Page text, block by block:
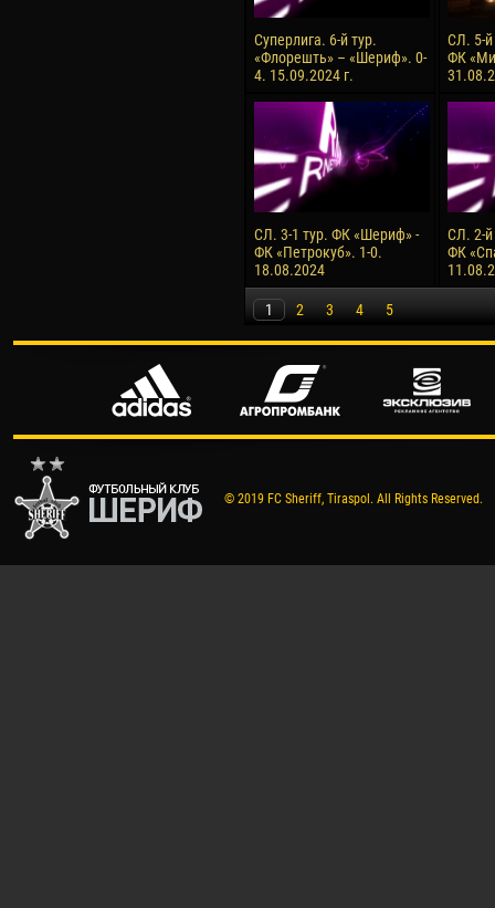
Суперлига. 6-й тур.
«Флорешть» – «Шериф». 0-
4. 15.09.2024 г.
СЛ. 5-
ФК
СЛ. 3-1 тур. ФК «Шериф» -
ФК «Петрокуб». 1-0.
18.08.2024
СЛ. 2-
ФК
1 2 3 4 5
© 2019 FC Sheriff, Tiraspol. All Rights Reserved.